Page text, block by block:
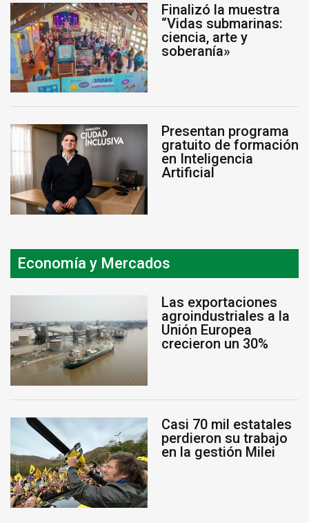
Finalizó la muestra
“Vidas submarinas:
ciencia, arte y
soberanía»
Presentan programa
gratuito de formación
en Inteligencia
Artificial
Economía y Mercados
Las exportaciones
agroindustriales a la
Unión Europea
crecieron un 30%
Casi 70 mil estatales
perdieron su trabajo
en la gestión Milei